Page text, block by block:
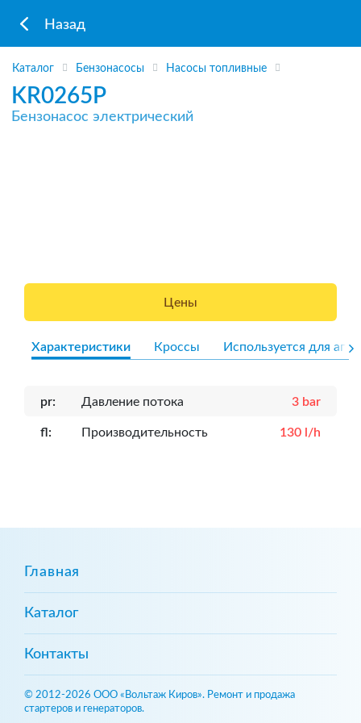
Назад
Каталог Бензонасосы Насосы топливные
KR0265P
Бензонасос электрический
Цены
Характеристики Кроссы Используется для
pr: Давление потока 3 bar
fl: Производительность 130 l/h
Главная
Каталог
Контакты
© 2012-2026 ООО «Вольтаж Киров». Ремонт и продажа
стартеров и генераторов.